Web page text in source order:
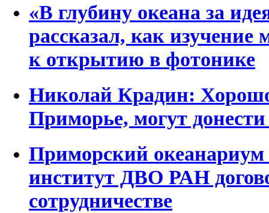
«В глубину океана за
рассказал, как изучение
к открытию в фотонике
Николай Крадин:
Приморье, могут
Приморский океанариум
институт ДВО РАН
сотрудничестве